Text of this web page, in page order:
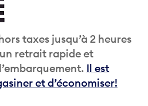
taxes jusqu’à 2 heures
retrait rapide et
Il est
et d’économiser!